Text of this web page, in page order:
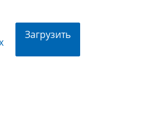
Загрузить